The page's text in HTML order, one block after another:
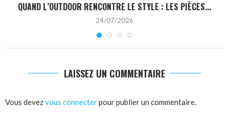
QUAND L’OUTDOOR RENCONTRE LE STYLE : LES PIÈCES...
24/07/2026
LAISSEZ UN COMMENTAIRE
Vous devezvous connecterpour publier un commentaire.